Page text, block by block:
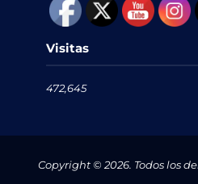
Visitas
472,645
Copyright © 2026. Todos los